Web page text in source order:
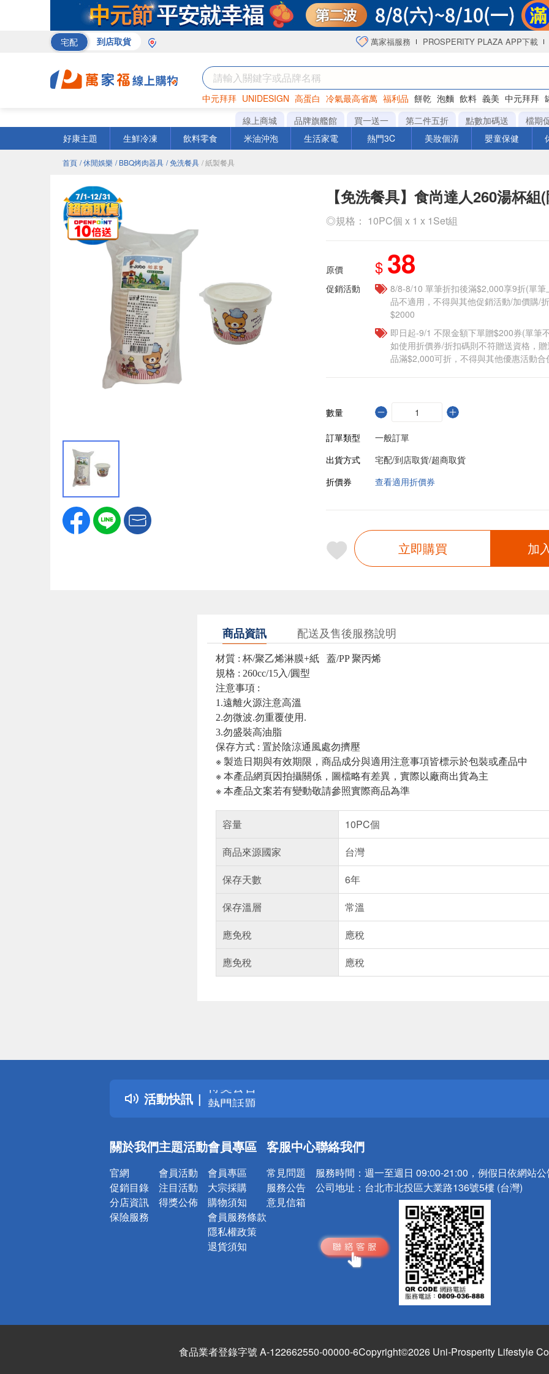
宅配 到店取貨 萬家福服務 PROSPERITY PLAZA APP下載
中元拜拜 UNIDESIGN 高蛋白 冷氣最高省萬 福利品 餅乾 泡麵 飲料 義美 中元拜拜
巧克力 衛生紙 咖啡
線上商城 品牌旗艦館 買一送一 第二件五折 點數加碼送
檔期
好康主題
生鮮冷凍 飲料零食 米油沖泡 生活家電 熱門3C 美妝個清 嬰童保健
首頁 / 休閒娛樂 / BBQ烤肉器具 / 免洗餐具 / 紙製餐具
【免洗餐具】食尚達人260湯杯組
◎規格： 10PC個 x 1 x 1Set組
原價 $ 38
促銷活動
8/8-8/10 單筆折扣後滿$2,000享9折(單
品不適用，不得與其他促銷活動/加價購/
$2000
即日起-9/1 不限金額下單贈$200券(單筆
如使用折價券/折扣碼則不符贈送資格，
品滿$2,000可折，不得與其他優惠活動合
數量
訂單類型
一般訂單
出貨方式
宅配/到店取貨/超商取貨
折價券
查看適用折價券
立即購買 加
商品資訊 配送及售後服務說明
材質 : 杯/聚乙烯淋膜+紙 蓋/PP 聚丙烯
規格 : 260cc/15入/圓型
注意事項 :
1.遠離火源注意高溫
2.勿微波.勿重覆使用.
3.勿盛裝高油脂
保存方式 : 置於陰涼通風處勿擠壓
※ 製造日期與有效期限，商品成分與適用注意事項皆標示於包裝或產品中
※ 本產品網頁因拍攝關係，圖檔略有差異，實際以廠商出貨為主
※ 本產品文案若有變動敬請參照實際商品為準
容量
10PC個
商品來源國家
台灣
保存天數
6年
保存溫層
常溫
應免稅
應稅
應免稅
應稅
活動快訊
詐騙網頁！請小心！
得獎公告
熱門話題
銀行優惠
詐騙網頁！請小心！
關於我們
官網
促銷目錄
分店資訊
保險服務
主題活動
會員活動
注目活動
得獎公佈
會員專區
會員專區
大宗採購
購物須知
會員服務條款
隱私權政策
退貨須知
客服中心
常見問題
服務公告
意見信箱
聯絡我們
服務時間： 週一至週日 09:00-21:00，例假日依網站
公司地址： 台北市北投區大業路136號5樓 (台灣)
食品業者登錄字號 A-122662550-00000-6Copyright©2026 Uni-Prosperity Lifestyle